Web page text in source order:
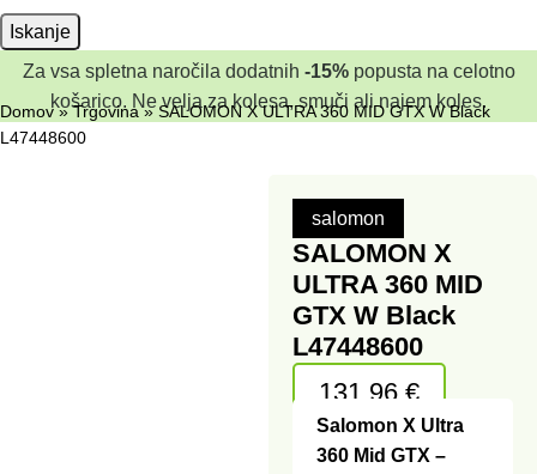
Iskanje
Za vsa spletna naročila dodatnih -15%popusta na celotno
košarico. Ne velja za kolesa, smuči ali najem koles.
Domov»Trgovina»SALOMON X ULTRA 360 MID GTX W Black
L47448600
salomon
SALOMON X
ULTRA 360 MID
GTX W Black
L47448600
131,96 €
Salomon X Ultra
360 Mid GTX –